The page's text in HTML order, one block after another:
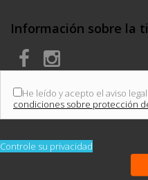
Información sobre la
He leído y acepto el aviso
condiciones sobre protección
Controle su privacidad